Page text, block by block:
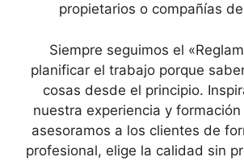
propietarios o compañías
Siempre seguimos el
planificar el trabajo porque
cosas desde el principio.
nuestra experiencia y
asesoramos a los clientes de
profesional, elige la calidad sin